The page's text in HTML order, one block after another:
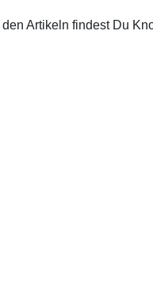
den Artikeln findest Du